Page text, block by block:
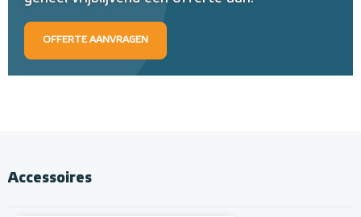
OFFERTE AANVRAGEN
Accessoires